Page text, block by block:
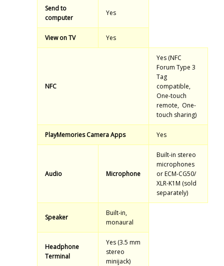
Send to
computer
Yes
View on TV Yes
NFC
Yes (NFC
Forum Type 3
Tag
compatible,
One-touch
remote, One-
touch sharing)
PlayMemories Camera Apps Yes
Audio Microphone
Built-in stereo
microphones
or ECM-CG50/
XLR-K1M (sold
separately)
Speaker
Built-in,
monaural
Headphone
Terminal
Yes (3.5 mm
stereo
minijack)